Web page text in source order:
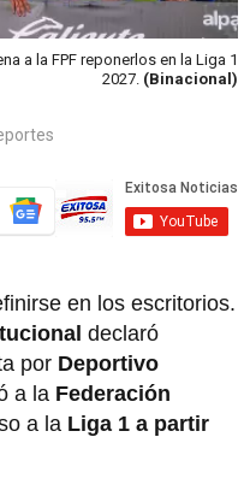
a la FPF reponerlos en la Liga 1
2027. (Binacional)
en los escritorios.
declaró
por Deportivo
a la Federación
a la Liga 1 a partir